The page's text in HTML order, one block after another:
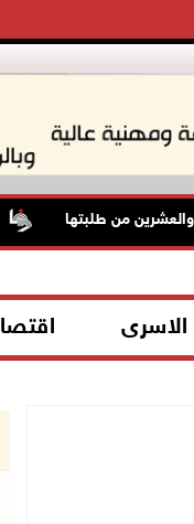
من طلبتها
الاسرى